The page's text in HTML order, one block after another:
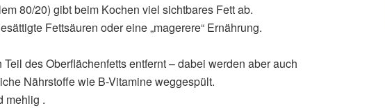
80/20) gibt beim Kochen viel sichtbares Fett ab.
Fettsäuren oder eine „magerere“ Ernährung.
des Oberflächenfetts entfernt – dabei werden aber auch
Nährstoffe wie B-Vitamine weggespült.
mehlig .